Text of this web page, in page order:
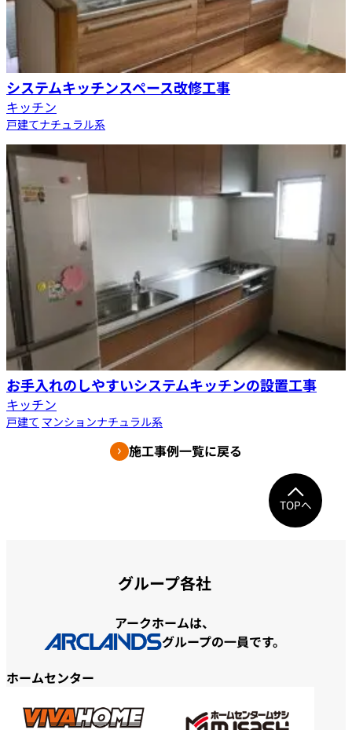
システムキッチンスペース改修工事
キッチン
戸建てナチュラル系
お手入れのしやすいシステムキッチンの設置工事
キッチン
戸建て マンションナチュラル系
施工事例一覧に戻る
TOPへ
グループ各社
アークホームは、
グループの一員です。
ホームセンター